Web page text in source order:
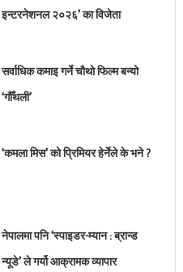
इन्टरनेशनल २०२६’ का विजेता
सर्वाधिक कमाइ गर्ने चौथो फिल्म बन्यो
‘गौँथली’
‘कमला मिस’ को प्रिमियर हेर्नेले के भने ?
नेपालमा पनि ‘स्पाइडर-म्यान : ब्रान्ड
न्यूडे’ ले गर्यो आक्रामक व्यापार